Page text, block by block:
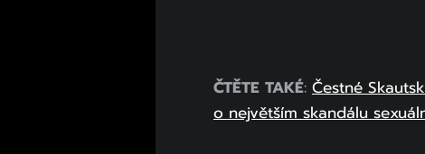
ČTĚTE TAKÉ: Čestné
o největším skandálu